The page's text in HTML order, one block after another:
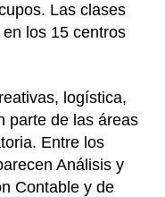
Las clases
los 15 centros
logística,
parte de las áreas
Entre los
Análisis y
Contable y de